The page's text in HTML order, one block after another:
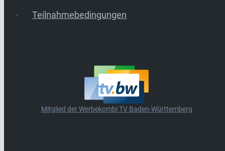
Teilnahmebedingungen
Mitglied der Werbekombi TV Baden-Württemberg